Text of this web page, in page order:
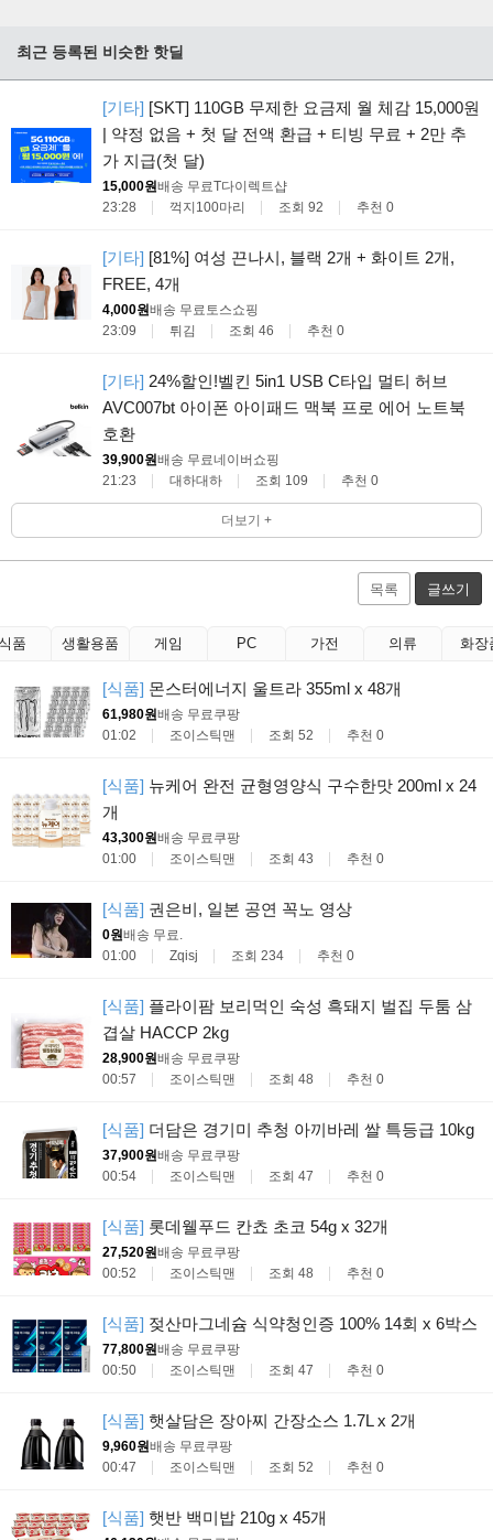
최근 등록된 비슷한 핫딜
[기타] [SKT] 110GB 무제한 요금제 월 체감 15,000원
| 약정 없음 + 첫 달 전액 환급 + 티빙 무료 + 2만 추
가 지급(첫 달)
15,000원배송 무료T다이렉트샵
23:28
꺽지100마리 조회 92 추천 0
[기타] [81%] 여성 끈나시, 블랙 2개 + 화이트 2개,
FREE, 4개
4,000원배송 무료토스쇼핑
23:09
튀김 조회 46 추천 0
[기타] 24%할인!벨킨 5in1 USB C타입 멀티 허브
AVC007bt 아이폰 아이패드 맥북 프로 에어 노트북
호환
39,900원배송 무료네이버쇼핑
21:23
대하대하 조회 109 추천 0
더보기 +
목록 글쓰기
품 생활용품 게임 PC 가전 의류 화장
[식품] 몬스터에너지 울트라 355ml x 48개
61,980원배송 무료쿠팡
01:02
조이스틱맨 조회 52 추천 0
[식품] 뉴케어 완전 균형영양식 구수한맛 200ml x 24
개
43,300원배송 무료쿠팡
01:00
조이스틱맨 조회 43 추천 0
[식품] 권은비, 일본 공연 꼭노 영상
0원배송 무료.
01:00
Zqisj 조회 234 추천 0
[식품] 플라이팜 보리먹인 숙성 흑돼지 벌집 두툼 삼
겹살 HACCP 2kg
28,900원배송 무료쿠팡
00:57
조이스틱맨 조회 48 추천 0
[식품] 더담은 경기미 추청 아끼바레 쌀 특등급 10kg
37,900원배송 무료쿠팡
00:54
조이스틱맨 조회 47 추천 0
[식품] 롯데웰푸드 칸쵸 초코 54g x 32개
27,520원배송 무료쿠팡
00:52
조이스틱맨 조회 48 추천 0
[식품] 젖산마그네슘 식약청인증 100% 14회 x 6박스
77,800원배송 무료쿠팡
00:50
조이스틱맨 조회 47 추천 0
[식품] 햇살담은 장아찌 간장소스 1.7L x 2개
9,960원배송 무료쿠팡
00:47
조이스틱맨 조회 52 추천 0
[식품] 햇반 백미밥 210g x 45개